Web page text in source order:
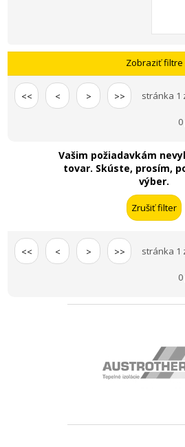
Zobraziť filtre
<< < > >> stránka 1
Vašim požiadavkám
tovar. Skúste, prosím,
výber.
<< < > >> stránka 1